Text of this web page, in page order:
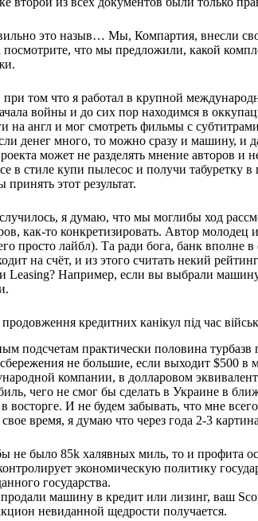
это назыв… Мы, Компартия, внесли
посмотрите, что мы предложили, какой
том что я работал в крупной
войны и до сих пор находимся в
на англ и мог смотреть фильмы с
денег много, то можно сразу и машину, и
может не разделять мнение авторов и
в стиле купи пылесос и получи табуретку в
этот результат.
я думаю, что мы моглибы ход
как-то конкретизировать. Автор молодец
просто лайбл). Та ради бога, банк вполне
на счёт, и из этого считать некий
Leasing? Например, если вы выбрали
кредитних канікул під час
подсчетам практически половина
не большие, если выходит $500
компании, в долларовом
чего не смог бы сделать в Украине в
восторге. И не будем забывать, что мне
время, я думаю что через года 2-3
не было 85k халявных миль, то и профита
экономическую политику
государства.
машину в кредит или лизинг, ваш
невиданной щедрости получается.